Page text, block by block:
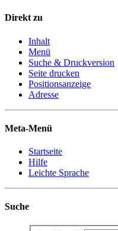
Direkt zu
Inhalt
Menü
Suche & Druckversion
Seite drucken
Positionsanzeige
Adresse
Meta-Menü
Startseite
Hilfe
Leichte Sprache
Suche